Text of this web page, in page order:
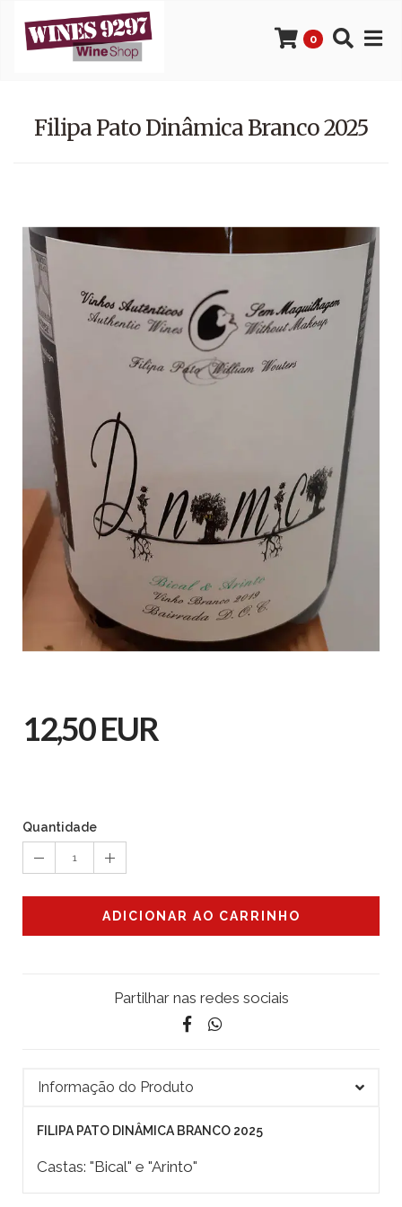
0
Filipa Pato Dinâmica Branco 2025
12,50 EUR
Quantidade
1
ADICIONAR AO CARRINHO
Partilhar nas redes sociais
Informação do Produto
FILIPA PATO DINÂMICA BRANCO 2025
Castas: "Bical" e "Arinto"